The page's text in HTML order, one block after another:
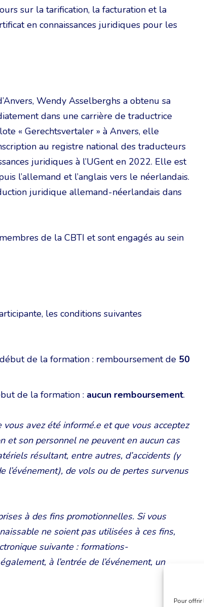
Pour
sur la tarification, la facturation et la
en connaissances juridiques pour les
Wendy Asselberghs a obtenu sa
dans une carrière de traductrice
« Gerechtsvertaler » à Anvers, elle
au registre national des traducteurs
juridiques à l’UGent en 2022. Elle est
l’allemand et l’anglais vers le néerlandais.
juridique allemand-néerlandais dans
de la CBTI et sont engagés au sein
les conditions suivantes
de la formation : remboursement de 50
de la formation : aucun remboursement.
avez été informé.e et que vous acceptez
et son personnel ne peuvent en aucun cas
résultant, entre autres, d’accidents (y
l’événement), de vols ou de pertes survenus
à des fins promotionnelles. Si vous
ne soient pas utilisées à ces fins,
suivante : formations-
à l’entrée de l’événement, un